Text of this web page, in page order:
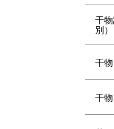
干
別）
干物
干物